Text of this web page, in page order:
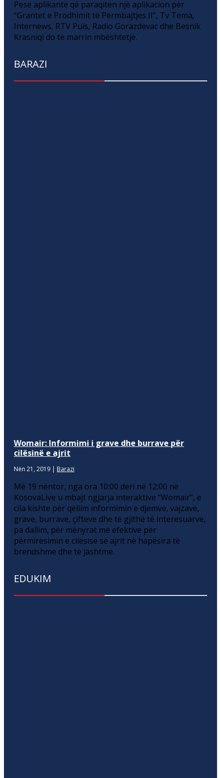
Pesë aplikantë që paraqitën një aplikacion për
“Grantet e Prodhimit të Përmbajtjes II”, Tv Tema,
Internews, RTV Puls, Radio Gorazdevac dhe Besnik
Krasniqi do të marrin mbështetje.
BARAZI
Womair: Informimi i grave dhe burrave për
cilësinë e ajrit
Nën 21, 2019 | Barazi
Më 19 nëntor, nga ora 10:00 deri në 12:00 në
KosovaLive u mbajt ngjarja interaktive “Womair”, e
cila kishte për qëllim informimin e djemve, vajzave,
grave, burrave, çifteve dhe të gjithë të interesuarve,
pa dallim, për mënyrat më efektive për
përmirësimin e cilësisë së ajrit në hapësira të
brendshme dhe të jashtme.
EDUKIM